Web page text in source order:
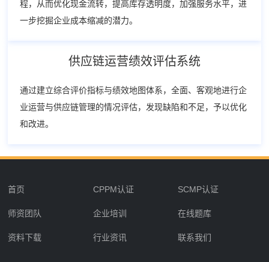
程，从而优化现金流转，提高库存透明度，加强服务水平，进
一步挖掘企业成本缩减的潜力。
供应链运营绩效评估系统
通过建立综合评价指标与绩效地图体系，全面、客观地进行企
业运营与供应链管理的情况评估，发现缺陷和不足，予以优化
和改进。
首页 CPPM认证 SCMP认证
师资团队 企业培训 在线题库
资料下载 行业资讯 联系我们